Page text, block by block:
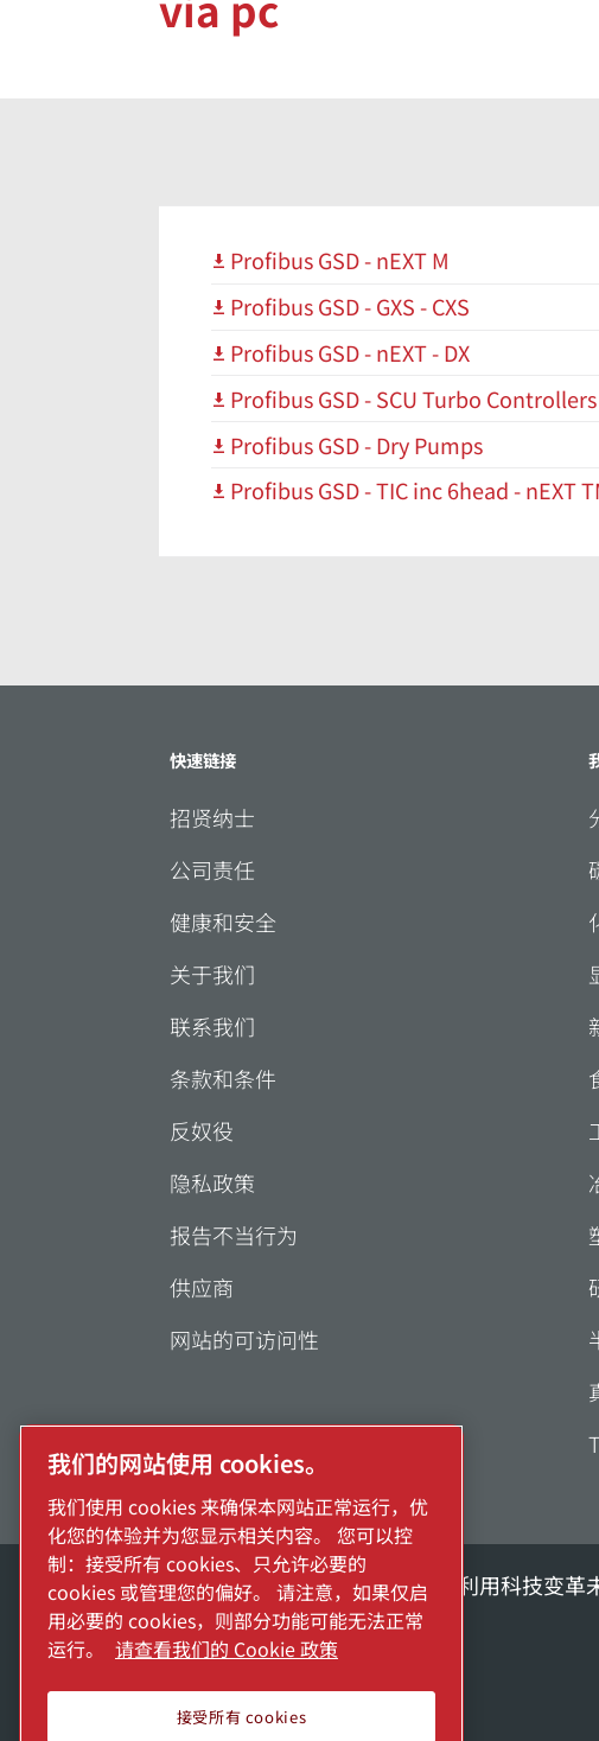
Profibus GSD - nEXT M
Profibus GSD - GXS - CXS
Profibus GSD - nEXT - DX
Profibus GSD - SCU Turbo Controllers
Profibus GSD - Dry Pumps
Profibus GSD - TIC inc 6head - nEXT
快速链接
招贤纳士
公司责任
健康和安全
关于我们
联系我们
条款和条件
反奴役
隐私政策
报告不当行为
供应商
网站的可访问性
探索阿特拉斯·科普柯集团如何利用科技变革
Atlas Copco Group的一部分
我们的网站使用 cookies。
我们使用 cookies 来确保本网站正常运行，优
化您的体验并为您显示相关内容。 您可以控
制：接受所有 cookies、只允许必要的
cookies 或管理您的偏好。 请注意，如果仅启
用必要的 cookies，则部分功能可能无法正常
运行。
请查看我们的 Cookie 政策
接受所有 cookies